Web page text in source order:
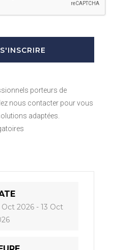
porteurs de
nous contacter pour vous
adaptées.
Oct 2026 - 13 Oct